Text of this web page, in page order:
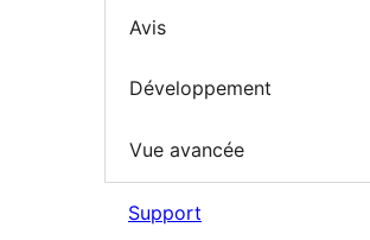
Avis
Développement
Vue avancée
Support